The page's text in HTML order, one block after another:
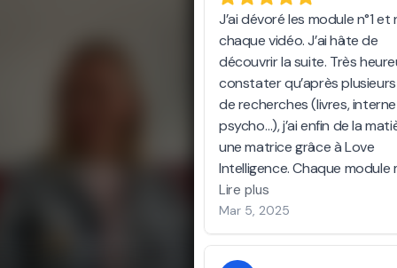
J’ai dévoré les module n°1 et
chaque vidéo. J’ai hâte de
découvrir la suite. Très
constater qu’après
de recherches (livres,
psycho…), j’ai enfin de la
une matrice grâce à Love
Intelligence. Chaque module
nourrit, et j’en redemande !
d'être coach en intelligence
émotionnelle et amoureuse
Lire plus
Mar 5, 2025